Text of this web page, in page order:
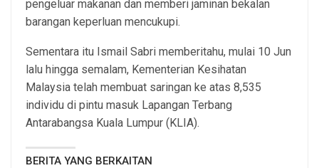
pengeluar makanan dan memberi jaminan bekalan
barangan keperluan mencukupi.
Sementara itu Ismail Sabri memberitahu, mulai 10 Jun
lalu hingga semalam, Kementerian Kesihatan
Malaysia telah membuat saringan ke atas 8,535
individu di pintu masuk Lapangan Terbang
Antarabangsa Kuala Lumpur (KLIA).
BERITA YANG BERKAITAN